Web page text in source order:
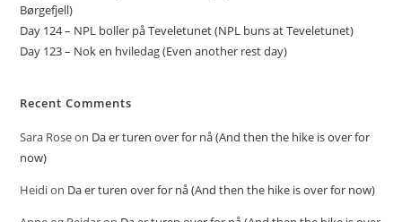
Børgefjell)
Day 124 – NPL boller på Teveletunet (NPL buns at Teveletunet)
Day 123 – Nok en hviledag (Even another rest day)
Recent Comments
Sara Roseon Da er turen over for nå (And then the hike is over for
now)
Heidion Da er turen over for nå (And then the hike is over for now)